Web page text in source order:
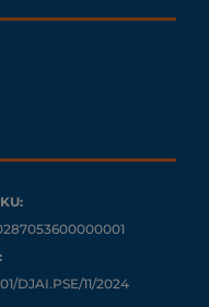
DJAI.PSE/11/2024